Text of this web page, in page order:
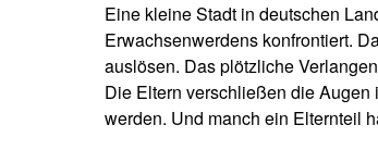
Eine kleine Stadt in deutschen
Erwachsenwerdens konfrontiert.
auslösen. Das plötzliche
Die Eltern verschließen die
werden. Und manch ein Elternteil